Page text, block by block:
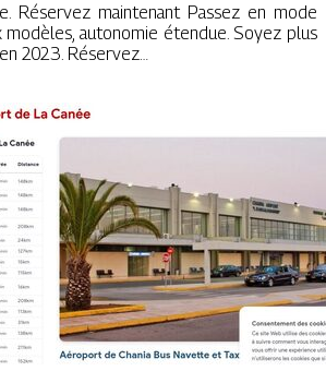
Réservez maintenant Passez en mode
autonomie étendue. Soyez plus
2023. Réservez…